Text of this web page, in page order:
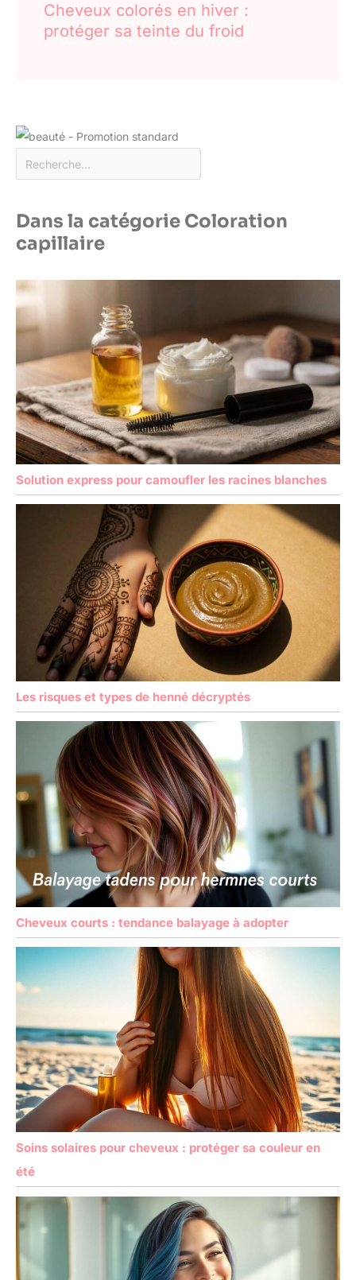
Cheveux colorés en hiver :
protéger sa teinte du froid
Dans la catégorie Coloration
capillaire
Solution express pour camoufler les racines blanches
Les risques et types de henné décryptés
Cheveux courts : tendance balayage à adopter
Soins solaires pour cheveux : protéger sa couleur en
été